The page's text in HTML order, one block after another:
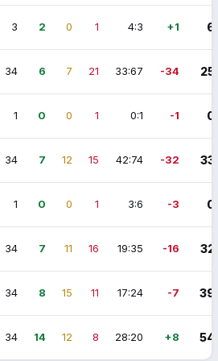
3 2 0 1 4:3 +1 6
34 6 7 21 33:67 -34 25
1 0 0 1 0:1 -1 0
34 7 12 15 42:74 -32 33
1 0 0 1 3:6 -3 0
34 7 11 16 19:35 -16 32
34 8 15 11 17:24 -7 39
34 14 12 8 28:20 +8 54